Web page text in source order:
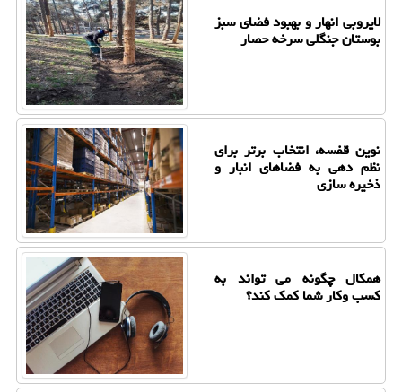
لایروبی انهار و بهبود فضای سبز
بوستان جنگلی سرخه حصار
نوین قفسه، انتخاب برتر برای
نظم دهی به فضاهای انبار و
ذخیره سازی
همکال چگونه می تواند به
کسب وکار شما کمک کند؟